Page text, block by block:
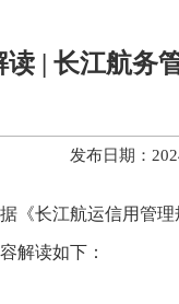
读 | 长江航务
发布日期：
《长江航运信用管
解读如下：